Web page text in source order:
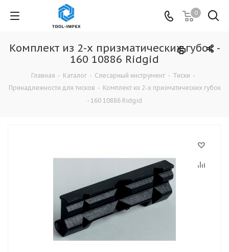
0
Комплект из 2-х призматических губок -
160 10886 Ridgid
Главная - Каталог - Слесарный инструмент - Тиски -
Принадлежности для тисков - Комплект из 2-х призматических губок
- 160 10886 Ridgid